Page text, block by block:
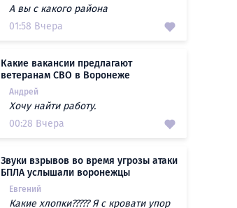
А вы с какого района
01:58 Вчера
Какие вакансии предлагают
ветеранам СВО в Воронеже
Андрей
Хочу найти работу.
00:28 Вчера
Звуки взрывов во время угрозы атаки
БПЛА услышали воронежцы
Евгений
Какие хлопки????? Я с кровати упор